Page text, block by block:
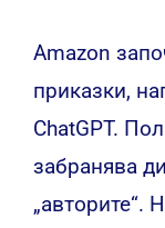
Amazon
приказки,
ChatGPT.
забранява
„авторите“.